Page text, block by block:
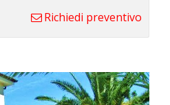
Richiedi preventivo